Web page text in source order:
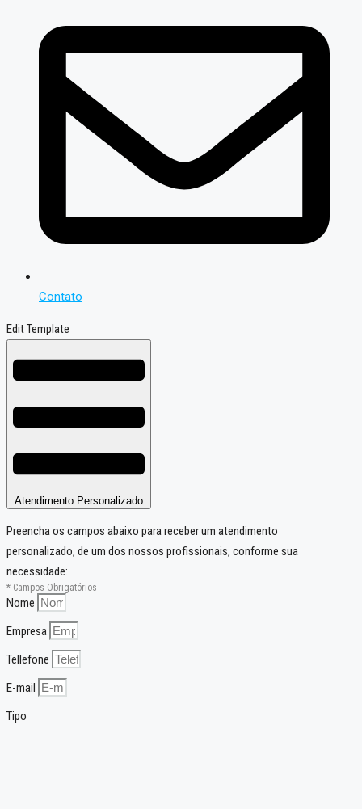
Contato
Edit Template
Atendimento Personalizado
Preencha os campos abaixo para receber um atendimento
personalizado, de um dos nossos profissionais, conforme sua
necessidade:
* Campos Obrigatórios
Nome
Empresa
Tellefone
E-mail
Tipo